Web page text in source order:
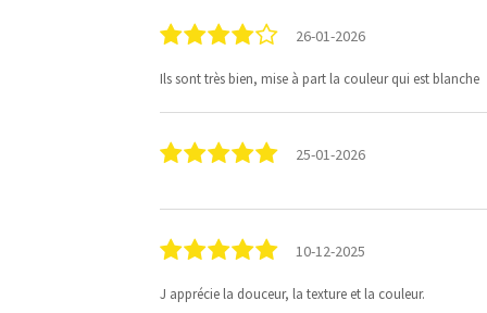
26-01-2026
Ils sont très bien, mise à part la couleur qui est blanche
25-01-2026
10-12-2025
J apprécie la douceur, la texture et la couleur.